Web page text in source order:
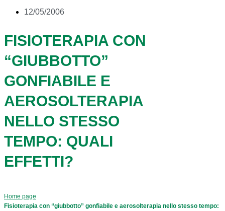
12/05/2006
FISIOTERAPIA CON
“GIUBBOTTO”
GONFIABILE E
AEROSOLTERAPIA
NELLO STESSO
TEMPO: QUALI
EFFETTI?
Home page
Fisioterapia con “giubbotto” gonfiabile e aerosolterapia nello stesso tempo: